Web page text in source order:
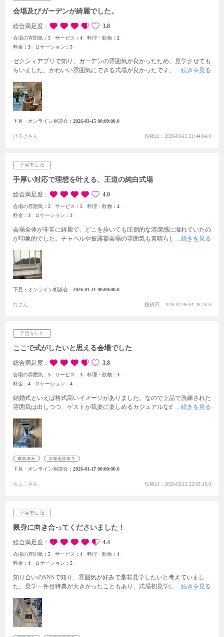
会場及びガーデンが綺麗でした。
総合満足度 3.8
会場の雰囲気： 5 サービス： 4 料理・飲物： 2
料金： 3 ロケーション： 5
ゼクシィアプリで知り、ガーデンの雰囲気が良かったため、見学させても
らいました。かわいい雰囲気にできる式場が良かったです。チャペルが可
ティが素晴らしく、花束のサプライズやチャペルや披露宴会場を実際に歩
けたり、スタッフの歓迎がとても嬉しかったです。ガーデンが各階にあ
り、写真のバリエーションが毎回変わり、ゲスト側も楽しめると思いま
が、予算オーバーをしたことにより、一度持ち帰って検討することにしま
した。料理の品数と品質を良くしたい所にこだわりがあるため、ブライダ
下見・オンライン相談会 2026-03-15 00:00:00.0
ひろきさん 投稿日：2026-03-15 21:44:04.0
手厚い対応で理想を叶える、王道の純白式場
総合満足度 4.0
会場の雰囲気： 5 サービス： 5 料理・飲物： 4
料金： 3 ロケーション： 3
会場全体が非常に綺麗で、どこを歩いても圧倒的な清潔感に溢れていたの
が印象的でした。チャペルや披露宴会場の雰囲気も素晴らしく、まさに
感じます。
肉の質はもちろん、味付けもゲストに喜ばれそうなクオリティで、当日の
お料理への期待も高まりました。担当してくださったプランナーさんは、
つつも、こちらの意図を汲み取ろうとしてくれる丁寧な姿勢に好感が持て
ました。
特に驚いたのが、衣装に関する柔軟な対応です。本来、提携ドレ
でショップまで連れて行ってくれると提案してくださり、そのホスピタリ
ティの高さに感動しました。
イスとしては、「当日成約特典」による割引がかなり大きい点です。「今
ある程度「ここで決める！」という意思を固めてから訪問したほうが、後
悔なくお得に契約できると思います。
下見・オンライン相談会 2026-01-31 00:00:00.0
なさん 投稿日：2026-02-06 01:48:28.0
ここで式がしたいと思える会場でした
総合満足度 3.8
会場の雰囲気： 5 サービス： 3 料理・飲物： 3
料金： 4 ロケーション： 4
結婚式といえば格式高いイメージがありました。なので上品で洗練された
雰囲気は出しつつ、ゲストが気楽に楽しめるカジュアルな式にしたいと思
理の試食です。
バージンロードの意味を教えてくれたり、場所ごとにできる演出を紹介し
てくれ、結婚式のイメージがよりふくらみました。
わせの野菜もすごく美味しかったです。ただ、最後に見積もりをいただい
たのですが、そこで試食のメニューはフェア用に作られた特別メニューだ
ニューは結構自由が効くそうですが、コースの内容を見たところ阿波牛が
で、窓から青空と緑が見え美しかったです。雨の日の写真も見せていただ
き、雨が降っても幻想的でした。 会場の雰囲気がすごく好みだったのでこ
ちらの会場にお願いすることにしました。
下見・オンライン相談会 2026-01-17 00:00:00.0
ちょこさん 投稿日：2026-02-12 22:03:18.0
親身に向き合ってくださいました！
総合満足度 4.4
会場の雰囲気： 5 サービス： 4 料理・飲物： 4
料金： 4 ロケーション： 5
知り合いのSNSで知り、雰囲気が好みで是非見学したいと考えていまし
た。見学一件目特典が大きかったこともあり、式場初見学に選びました。
らう体験、試食、相談などと長時間に渡りプランナーさんと話す時間を設
けていただきました。両親や友達に感謝を伝える場にしたい私達にとって
６時間完全貸切、両親に専属プランナーがついてくださること、出来立て